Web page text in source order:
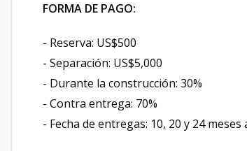
FORMA DE PAGO:
- Reserva: US$500
- Separación: US$5,000
- Durante la construcción: 30%
- Contra entrega: 70%
- Fecha de entregas: 10, 20 y 24